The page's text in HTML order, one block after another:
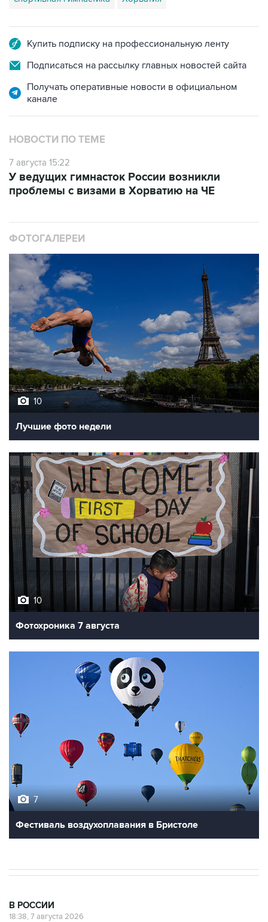
Подписаться на рассылку главных новостей сайта
Получать оперативные новости в официальном
канале
НОВОСТИ ПО ТЕМЕ
7 августа 15:22
проблемы с визами в Хорватию на ЧЕ
10
Лучшие фото недели
10
Фотохроника 7 августа
Фестиваль воздухоплавания в Бристоле
Графики аварийных отключений